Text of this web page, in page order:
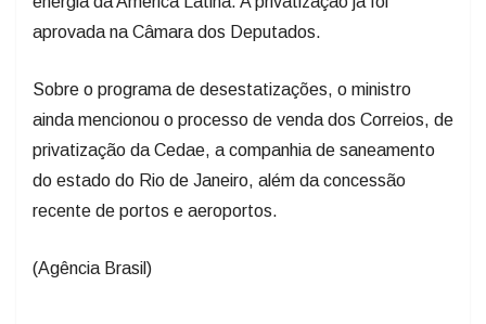
aprovada na Câmara dos Deputados.
Sobre o programa de desestatizações, o ministro
ainda mencionou o processo de venda dos Correios, de
privatização da Cedae, a companhia de saneamento
do estado do Rio de Janeiro, além da concessão
recente de portos e aeroportos.
(Agência Brasil)